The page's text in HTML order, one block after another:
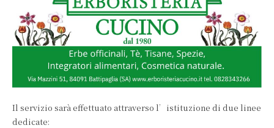
Il servizio sarà effettuato attraverso l’istituzione di due linee
dedicate: